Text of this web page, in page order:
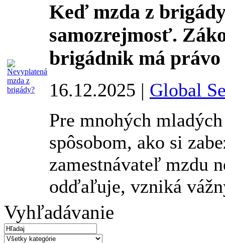
Keď mzda z
samozrejmosť.
brigádnik má právo
16.12.2025 | Global
Pre mnohých
spôsobom, ako si
zamestnávateľ mzdu
odďaľuje, vzniká
Vyhľadávanie